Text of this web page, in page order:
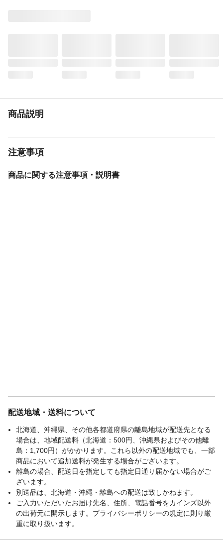
商品説明
注意事項
商品に関する注意事項・説明書
配送地域・送料について
北海道、沖縄県、その他各都道府県の離島地域が配送先となる
場合は、地域配送料（北海道：500円、沖縄県およびその他離
島：1,700円）がかかります。これら以外の配送地域でも、一部
商品において追加送料が発生する場合がございます。
離島の場合、配送日を指定しても指定日通り届かない場合がご
ざいます。
別送品は、北海道・沖縄・離島への配送は致しかねます。
ご入力いただいたお届け先名、住所、電話番号をカインズ以外
の出荷元に開示します。プライバシーポリシーの規定に則り厳
重に取り扱います。